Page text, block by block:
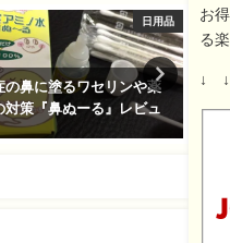
日用品
の鼻に塗るワセリンや薬
対策『鼻ぬーる』レビュ
ド
れ
コ
お
る
↓